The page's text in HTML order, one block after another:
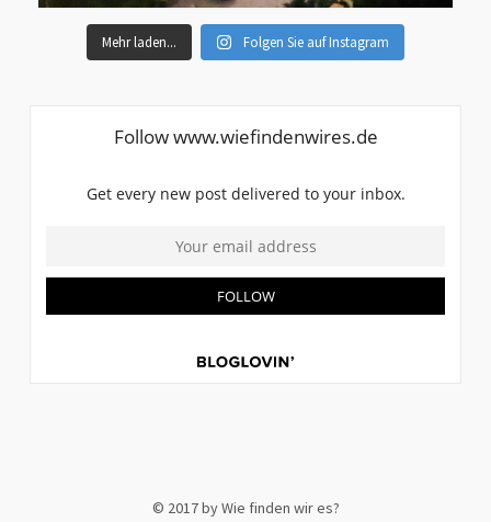
Mehr laden... Folgen Sie auf Instagram
© 2017 by Wie finden wir es?